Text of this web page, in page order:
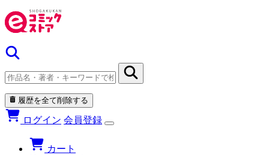
履歴を全て削除する
ログイン 会員登録
カート